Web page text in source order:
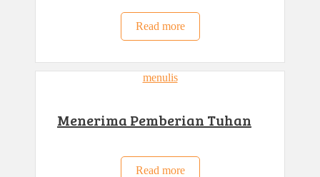
Read more
menulis
Menerima Pemberian Tuhan
Read more